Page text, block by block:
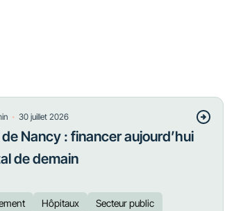
・ 30 juillet 2026
de Nancy : financer aujourd’hui
de demain
Hôpitaux Secteur public